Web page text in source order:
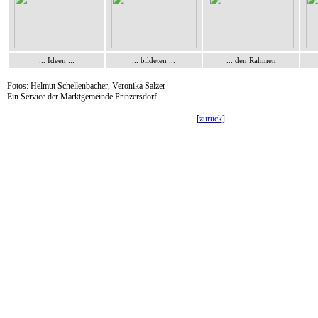
... Ideen ... ... bildeten ... ... den Rahmen
Fotos: Helmut Schellenbacher, Veronika Salzer
Ein Service der Marktgemeinde Prinzersdorf.
[zurück]